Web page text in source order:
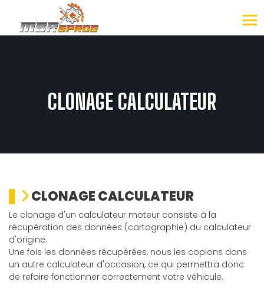
CLONAGE CALCULATEUR
CLONAGE CALCULATEUR
Le clonage d'un calculateur moteur consiste à la
récupération des données (cartographie) du calculateur
d'origine.
Une fois les données récupérées, nous les copions dans
un autre calculateur d'occasion, ce qui permettra donc
de refaire fonctionner correctement votre véhicule.